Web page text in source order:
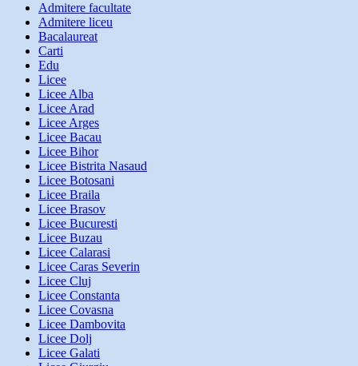
Admitere facultate
Admitere liceu
Bacalaureat
Carti
Edu
Licee
Licee Alba
Licee Arad
Licee Arges
Licee Bacau
Licee Bihor
Licee Bistrita Nasaud
Licee Botosani
Licee Braila
Licee Brasov
Licee Bucuresti
Licee Buzau
Licee Calarasi
Licee Caras Severin
Licee Cluj
Licee Constanta
Licee Covasna
Licee Dambovita
Licee Dolj
Licee Galati